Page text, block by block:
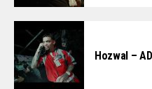
Hozwal –